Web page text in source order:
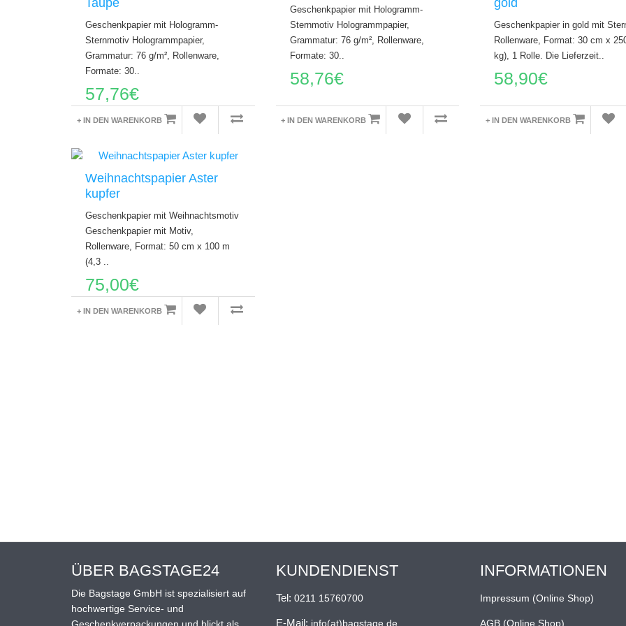
Geschenkpapier mit Hologramm-
Sternmotiv Hologrammpapier,
Grammatur: 76 g/m², Rollenware,
Formate: 30..
57,76€
+ IN DEN WARENKORB
Geschenkpapier mit Hologramm-
Sternmotiv Hologrammpapier,
Grammatur: 76 g/m², Rollenware,
Formate: 30..
58,76€
+ IN DEN WARENKORB
Geschenkpapier in gold mit
Rollenware, Format: 30 cm x
kg), 1 Rolle. Die Lieferzeit..
58,90€
+ IN DEN WARENKORB
Weihnachtspapier Aster
kupfer
Geschenkpapier mit Weihnachtsmotiv
Geschenkpapier mit Motiv,
Rollenware, Format: 50 cm x 100 m
(4,3 ..
75,00€
+ IN DEN WARENKORB
ÜBER BAGSTAGE24
Die Bagstage GmbH ist spezialisiert auf
hochwertige Service- und
Geschenkverpackungen und blickt als
KUNDENDIENST
Tel: 0211 15760700
E-Mail: info(at)bagstage.de
INFORMATIONEN
Impressum (Online Shop)
AGB (Online Shop)